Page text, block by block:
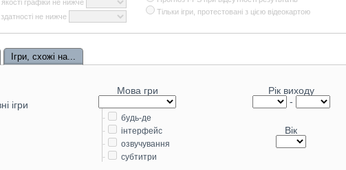
графіки не нижче
здатності не нижче
Тільки ігри, протестовані з цією відеокартою
Ігри, схожі на...
ігри
Мова гри
-
будь-де
-
інтерфейс
-
озвучування
-
субтитри
Рік виходу
-
Вік